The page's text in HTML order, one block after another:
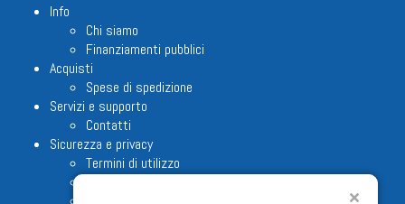
Info
Chi siamo
Finanziamenti pubblici
Acquisti
Spese di spedizione
Servizi e supporto
Contatti
Sicurezza e privacy
Termini di utilizzo